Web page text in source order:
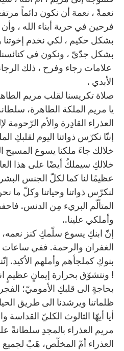
نعمةً ، نعمة أن نكون دائماً
فرحين في حرية أبناء الله ،
بشكل حكيم ، لكي نخدم إخوتنا
بشكل جدّيّ ، ونكون في كنائسنا
علامات رجاء وفرح ، ذلك
الأبدي .
صلاة تكريسنا لقلب مريم
يا مريم الملكة الطاهرة،
العذراء القادِرة والأم الرّحومة
إننّا نكرّس ذواتنا اليوم لقلبكِ
خلالك جاءَ ملكنا يسوع المسيح
خلالكِ سيملكُ أيضًا على هذا
عظيمًا لنا كما لكلّ الجنس
لنكرّس ذواتنا وحياتنا وكلّ ما
المتألّم البريء مِن الدنس.
وأملكي علينا..
إنّ ابنكِ يسوع سلّمكِ كنز نعمه،
الغفران والرحمة. ففي ساعات
بنوكِ كملجأهم وأملهم الأكيد.
! ونتشوّق بحرارة إيمانٍ عظيمٍ
بحاجةٍ الى قلبكِ الأموميّ؛
ظلماتنا ويرشدنا الى طريق
أيا أيهّا الثالوث الكليّ
مريم العذراء بالمجدِ سلطانةً
العذراء أمّ المخلّص، هَبْ لجميع